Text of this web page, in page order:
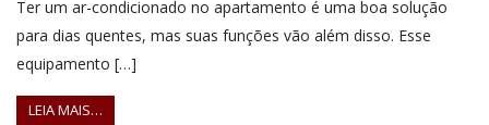
Ter um ar-condicionado no apartamento é uma boa solução
para dias quentes, mas suas funções vão além disso. Esse
equipamento […]
LEIA MAIS…